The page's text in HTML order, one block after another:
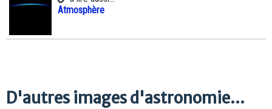
Atmosphère
D'autres images d'astronomie...